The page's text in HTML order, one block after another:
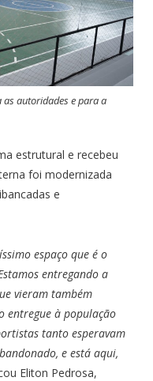
autoridades e para a
estrutural e recebeu
foi modernizada
e
espaço que é o
entregando a
vieram também
entregue à população
tanto esperavam
e está aqui,
Eliton Pedrosa,